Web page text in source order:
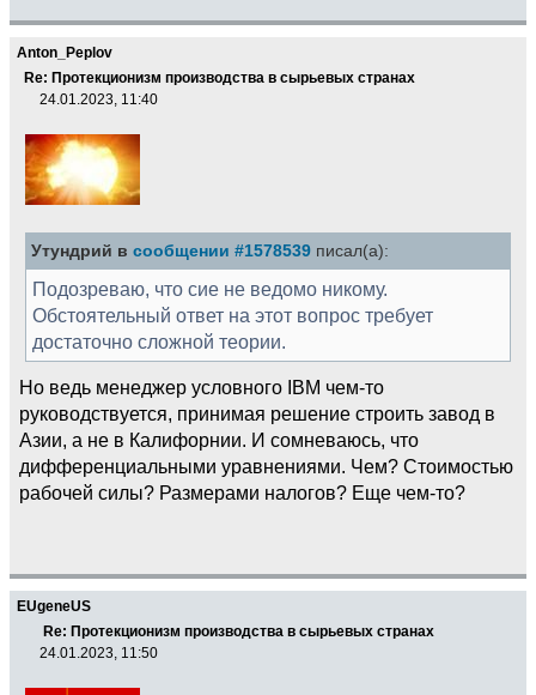
Anton_Peplov
Re: Протекционизм производства в сырьевых странах
24.01.2023, 11:40
Утундрий в сообщении #1578539 писал(а):
Подозреваю, что сие не ведомо никому.
Обстоятельный ответ на этот вопрос требует
достаточно сложной теории.
Но ведь менеджер условного IBM чем-то
руководствуется, принимая решение строить завод в
Азии, а не в Калифорнии. И сомневаюсь, что
дифференциальными уравнениями. Чем? Стоимостью
рабочей силы? Размерами налогов? Еще чем-то?
EUgeneUS
Re: Протекционизм производства в сырьевых странах
24.01.2023, 11:50